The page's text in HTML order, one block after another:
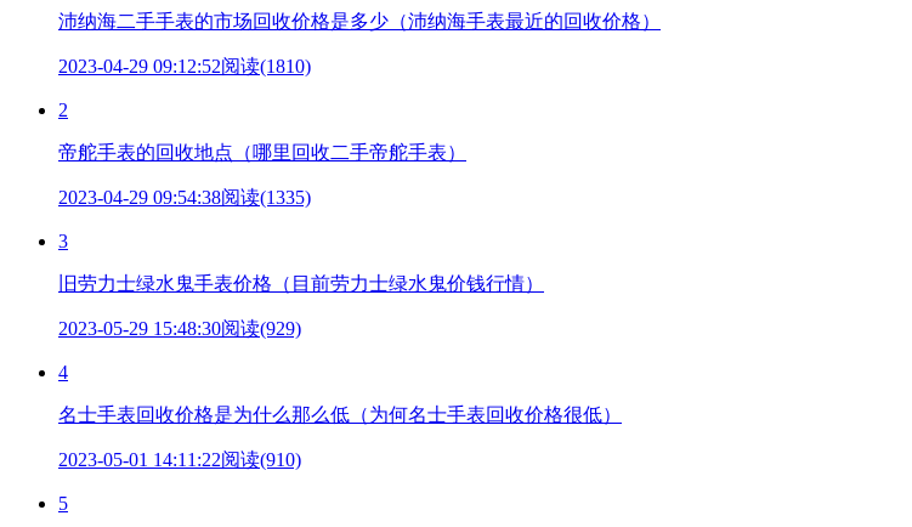
沛纳海二手手表的市场回收价格是多少（沛纳海手表最近的回收价格）
2023-04-29 09:12:52阅读(1810)
2
帝舵手表的回收地点（哪里回收二手帝舵手表）
2023-04-29 09:54:38阅读(1335)
3
旧劳力士绿水鬼手表价格（目前劳力士绿水鬼价钱行情）
2023-05-29 15:48:30阅读(929)
4
名士手表回收价格是为什么那么低（为何名士手表回收价格很低）
2023-05-01 14:11:22阅读(910)
5